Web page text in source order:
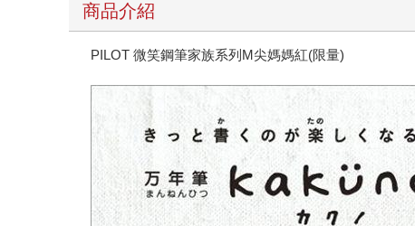
商品介紹
PILOT 微笑鋼筆家族系列M尖媽媽紅(限量)